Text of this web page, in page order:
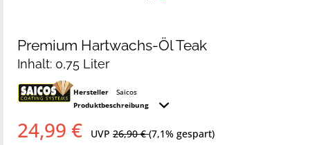
Premium Hartwachs-Öl Teak
Inhalt: 0,75 Liter
Hersteller
Saicos
Produktbeschreibung
24,99 € UVP 26,90 €(7,1% gespart)